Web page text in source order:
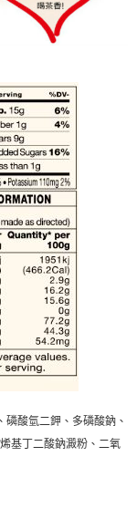
磷酸氫二鉀、多磷酸鈉、
基丁二酸鈉澱粉、二氧